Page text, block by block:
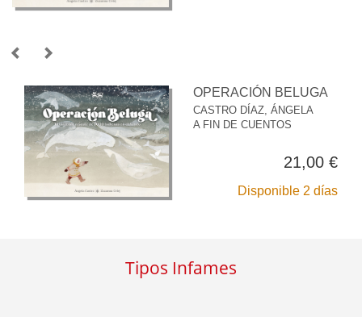
OPERACIÓN BELUGA
CASTRO DÍAZ, ÁNGELA
A FIN DE CUENTOS
21,00 €
Disponible 2 días
Tipos Infames